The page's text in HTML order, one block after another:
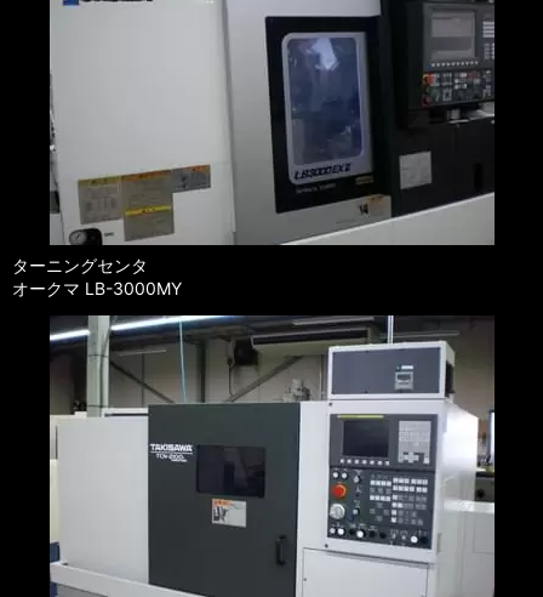
ターニングセンタ
オークマ LB-3000MY